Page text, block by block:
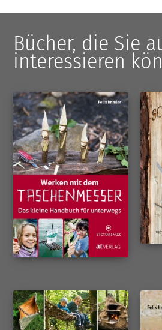
Bücher, die Sie
interessieren